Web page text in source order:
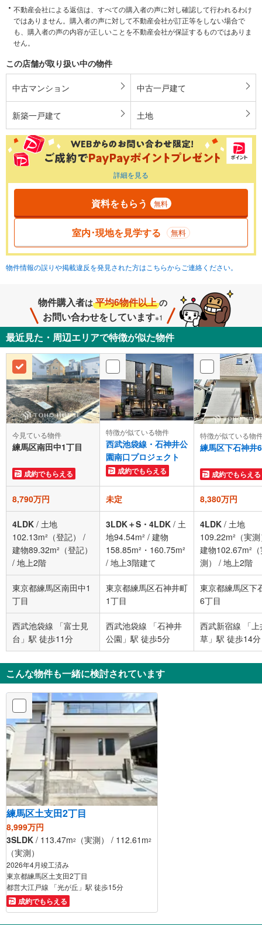
不動産会社による返信は、すべての購入者の声に対し確認して行われるわけ
ではありません。購入者の声に対して不動産会社が訂正等をしない場合で
も、購入者の声の内容が正しいことを不動産会社が保証するものではありま
せん。
この店舗が取り扱い中の物件
中古マンション 中古一戸建て
新築一戸建て 土地
詳細を見る
資料をもらう 無料
室内･現地を見学する 無料
物件情報の誤りや掲載違反を発見された方はこちらからご連絡ください。
物件購入者は 平均6物件以上 の
お問い合わせをしています※1
最近見た・周辺エリアで特徴が似た物件
今見ている物件
練馬区南田中1丁目
成約でもらえる
特徴が似ている物件
西武池袋線・石神井公
園南口プロジェクト
成約でもらえる
特徴が似ている物
練馬区下石神井
成約でもらえる
8,790万円 未定 8,380万円
4LDK / 土地
102.13m²（登記）
/
建物89.32m²（登記）
/ 地上2階
3LDK＋S・4LDK / 土
地94.54m² / 建物
158.85m²・160.75m²
/ 地上3階建て
4LDK / 土地
109.22m²（実
建物102.67m²
測）
/ 地上2階
東京都練馬区南田中1
丁目
東京都練馬区石神井町
1丁目
東京都練馬区下
6丁目
西武池袋線 「富士見
台」駅 徒歩11分
西武池袋線 「石神井
公園」駅 徒歩5分
西武新宿線 「上
草」駅 徒歩14分
こんな物件も一緒に検討されています
練馬区土支田2丁目
8,999万円
3SLDK / 113.47m2 （実測） / 112.61m2
（実測）
2026年4月竣工済み
東京都練馬区土支田2丁目
都営大江戸線 「光が丘」駅 徒歩15分
成約でもらえる